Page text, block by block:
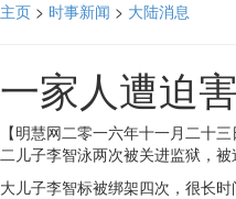
主页 > 时事新闻 > 大陆消息
一家人遭迫
【明慧网二零一六年十一月二十三
二儿子李智泳两次被关进监狱，
大儿子李智标被绑架四次，很长